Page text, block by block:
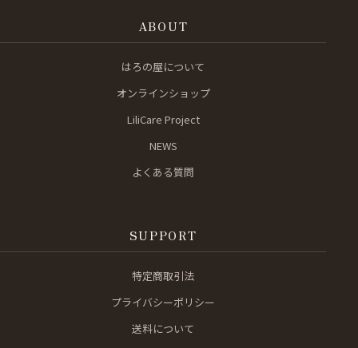
ABOUT
はろの屋について
オンラインショップ
LiliCare Project
NEWS
よくある質問
SUPPORT
特定商取引法
プライバシーポリシー
送料について